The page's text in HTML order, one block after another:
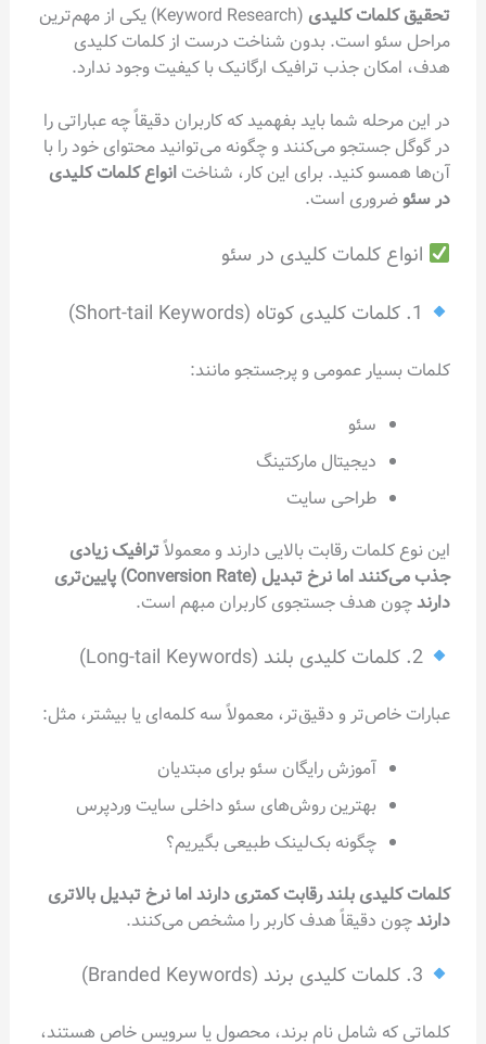
تحقیق کلمات کلیدی
(Keyword Research) یکی از مهم‌ترین
مراحل سئو است. بدون شناخت درست از کلمات کلیدی
هدف، امکان جذب ترافیک ارگانیک با کیفیت وجود ندارد.
در این مرحله شما باید بفهمید که کاربران دقیقاً چه عباراتی را
در گوگل جستجو می‌کنند و چگونه می‌توانید محتوای خود را با
آن‌ها همسو کنید. برای این کار، شناخت انواع کلمات کلیدی
در سئوضروری است.
انواع کلمات کلیدی در سئو
کلمات بسیار عمومی و پرجستجو مانند:
سئو
دیجیتال مارکتینگ
طراحی سایت
این نوع کلمات رقابت بالایی دارند و معمولاًترافیک زیادی
جذب می‌کنند اما نرخ تبدیل (Conversion Rate) پایین‌تری
دارندچون هدف جستجوی کاربران مبهم است.
2. کلمات کلیدی بلند (Long-tail Keywords)
عبارات خاص‌تر و دقیق‌تر، معمولاً سه کلمه‌ای یا بیشتر، مثل:
آموزش رایگان سئو برای مبتدیان
بهترین روش‌های سئو داخلی سایت وردپرس
چگونه بک‌لینک طبیعی بگیریم؟
کلمات کلیدی بلند رقابت کمتری دارند اما نرخ تبدیل بالاتری
دارندچون دقیقاً هدف کاربر را مشخص می‌کنند.
کلماتی که شامل نام برند، محصول یا سرویس خاص هستند،